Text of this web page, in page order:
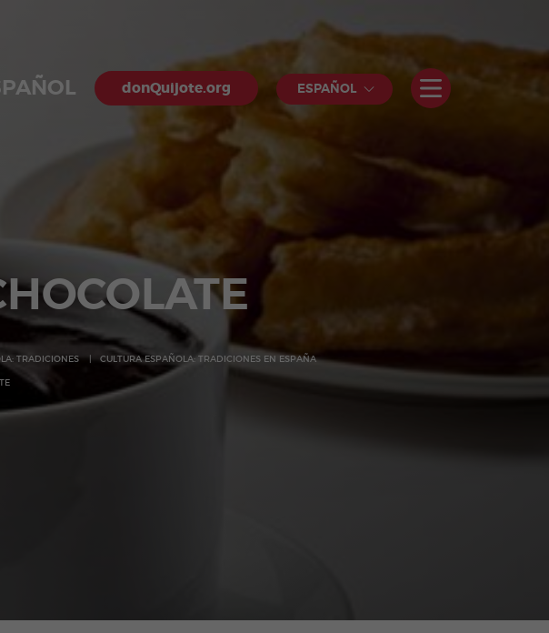
donQuijote.org ESPAÑOL
TRADICIONES CULTURA ESPAÑOLA: TRADICIONES EN ESPAÑA